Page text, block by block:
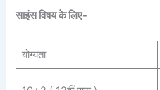
साइंस विषय के लिए-
योग्यता